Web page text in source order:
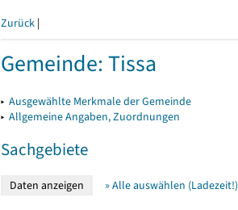
Zurück |
Gemeinde: Tissa
▸ Ausgewählte Merkmale der Gemeinde
▸ Allgemeine Angaben, Zuordnungen
Sachgebiete
» Alle auswählen (Ladezeit!)